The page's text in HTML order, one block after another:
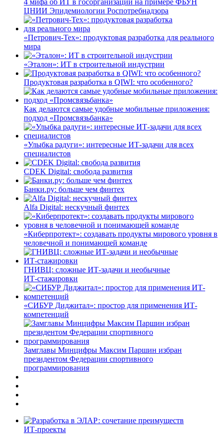
ЦНИИ Эпидемиологии Роспотребнадзора
«Петрович-Тех»: продуктовая разработка для реального
мира
«Эталон»: ИТ в строительной индустрии
Продуктовая разработка в QIWI: что особенного?
Как делаются самые удобные мобильные приложения:
подход «Промсвязьбанка»
«Улыбка радуги»: интересные ИТ-задачи для всех
специалистов
CDEK Digital: свобода развития
Банки.ру: больше чем финтех
Alfa Digital: нескучный финтех
«Киберпротект»: создавать продукты мирового уровня в
человечной и понимающей команде
ГНИВЦ: сложные ИТ‑задачи и необычные
ИТ‑стажировки
«СИБУР Диджитал»: простор для применения ИТ-
компетенций
Замглавы Минцифры Максим Паршин избран
президентом Федерации спортивного
программирования
ИТ-проекты